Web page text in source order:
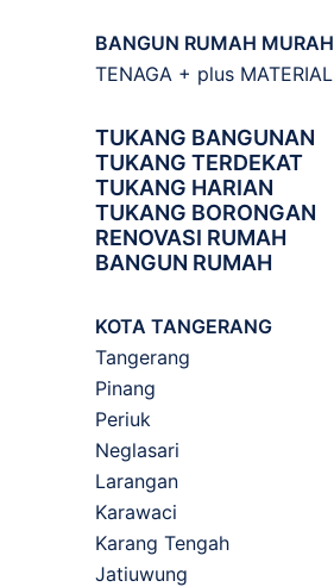
BANGUN RUMAH MURAH
TENAGA + plus MATERIAL
TUKANG BANGUNAN
TUKANG TERDEKAT
TUKANG HARIAN
TUKANG BORONGAN
RENOVASI RUMAH
BANGUN RUMAH
KOTA TANGERANG
Tangerang
Pinang
Periuk
Neglasari
Larangan
Karawaci
Karang Tengah
Jatiuwung